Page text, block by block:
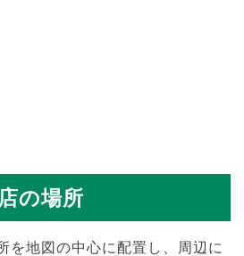
の場所
を地図の中心に配置し、周辺に